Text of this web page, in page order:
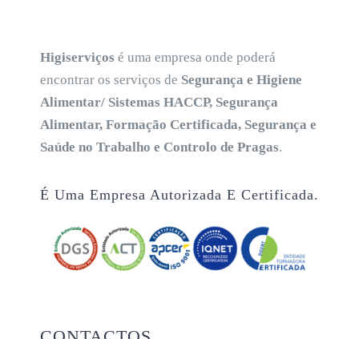
Higiserviços é uma empresa onde poderá
encontrar os serviços de Segurança e Higiene
Alimentar/ Sistemas HACCP, Segurança
Alimentar, Formação Certificada, Segurança e
Saúde no Trabalho e Controlo de Pragas.
É Uma Empresa Autorizada E Certificada.